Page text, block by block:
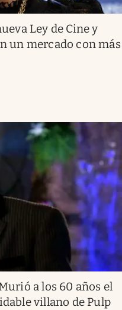
Ley de Cine y
un mercado con más
a los 60 años el
villano de Pulp